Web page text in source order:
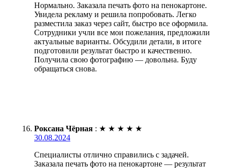
Нормально. Заказала печать фото на пенокартоне.
Увидела рекламу и решила попробовать. Легко
разместила заказ через сайт, быстро все оформила.
Сотрудники учли все мои пожелания, предложили
актуальные варианты. Обсудили детали, в итоге
подготовили результат быстро и качественно.
Получила свою фотографию — довольна. Буду
обращаться снова.
Роксана Чёрная : ★ ★ ★ ★ ★
30.08.2024
Специалисты отлично справились с задачей.
Заказала печать фото на пенокартоне — результат